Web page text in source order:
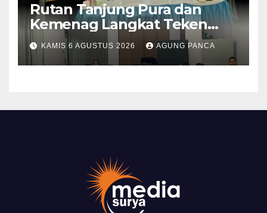
Rutan Tanjung Pura dan
Kemenag Langkat Teken
PKS Pembinaan Kerohanian
Warga Binaan
KAMIS 6 AGUSTUS 2026 AGUNG PANCA